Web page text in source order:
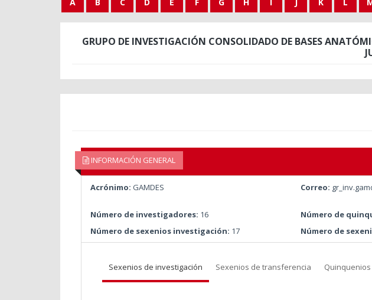
GRUPO DE INVESTIGACIÓN CONSOLIDADO DE BASES
INFORMACIÓN GENERAL
Acrónimo: GAMDES Correo:
Número de investigadores: 16 Número de
Número de sexenios investigación: 17 Número de
Sexenios de investigación Sexenios de transferencia Quinquenios